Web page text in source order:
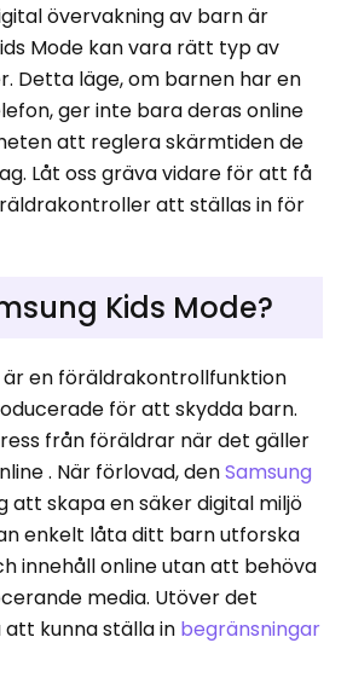
övervakning av barn är
Mode kan vara rätt typ av
Detta läge, om barnen har en
ger inte bara deras online
att reglera skärmtiden de
Låt oss gräva vidare för att få
att ställas in för
Kids Mode?
är en föräldrakontrollfunktion
för att skydda barn.
från föräldrar när det gäller
. När förlovad, denSamsung
att skapa en säker digital miljö
enkelt låta ditt barn utforska
innehåll online utan att behöva
media. Utöver det
kunna ställa in begränsningar